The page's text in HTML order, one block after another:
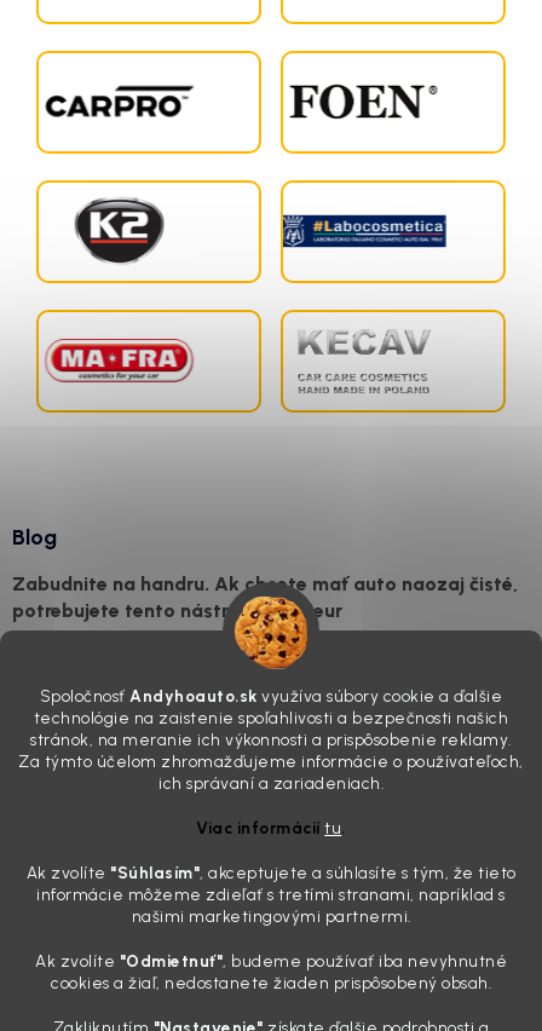
Spoločnosť Andyhoauto.sk využíva súbory cookie a ďalšie
technológie na zaistenie spoľahlivosti a bezpečnosti našich
stránok, na meranie ich výkonnosti a prispôsobenie reklamy.
Za týmto účelom zhromažďujeme informácie o používateľoch,
ich správaní a zariadeniach.
Viac informáciítu.
Ak zvolíte "Súhlasím", akceptujete a súhlasíte s tým, že tieto
informácie môžeme zdieľať s tretími stranami, napríklad s
našimi marketingovými partnermi.
Ak zvolíte "Odmietnuť", budeme používať iba nevyhnutné
cookies a žiaľ, nedostanete žiaden prispôsobený obsah.
Blog
Zabudnite na handru. Ak chcete mať auto naozaj čisté,
potrebujete tento nástroj za pár eur
„upratanom“ aute, no pri pohľade na palubnú dosku vás ide poraziť. V
mriežkach ventilácie, okolo tlačidiel a v švíkoch sedačiek na vás stále
drzo pozerá prach. Handra ani vysávač tam jednodu...
Detailing nemusí stáť výplatu: 5 kúskov autokozmetiky,
Sobotné ráno, káva v ruke a pred vami zaprášená kapota. Pre
niekoho nuda, pre nás najlepší relax. Lenže keď si v košíku spočítate
všetky tie fľaštičky, šampóny a utierky, výsledná suma vie poriadne
pokaziť náladu. Dobrá správa je, že aj profi výbava ...
Zabudnite na šmuhy: 7 overených vychytávok, ktoré z